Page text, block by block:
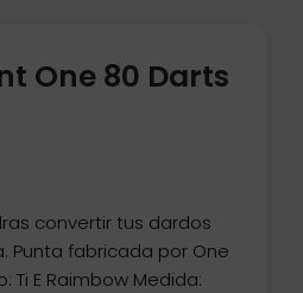
One 80 Darts
convertir tus dardos
fabricada por One
E Raimbow Medida: